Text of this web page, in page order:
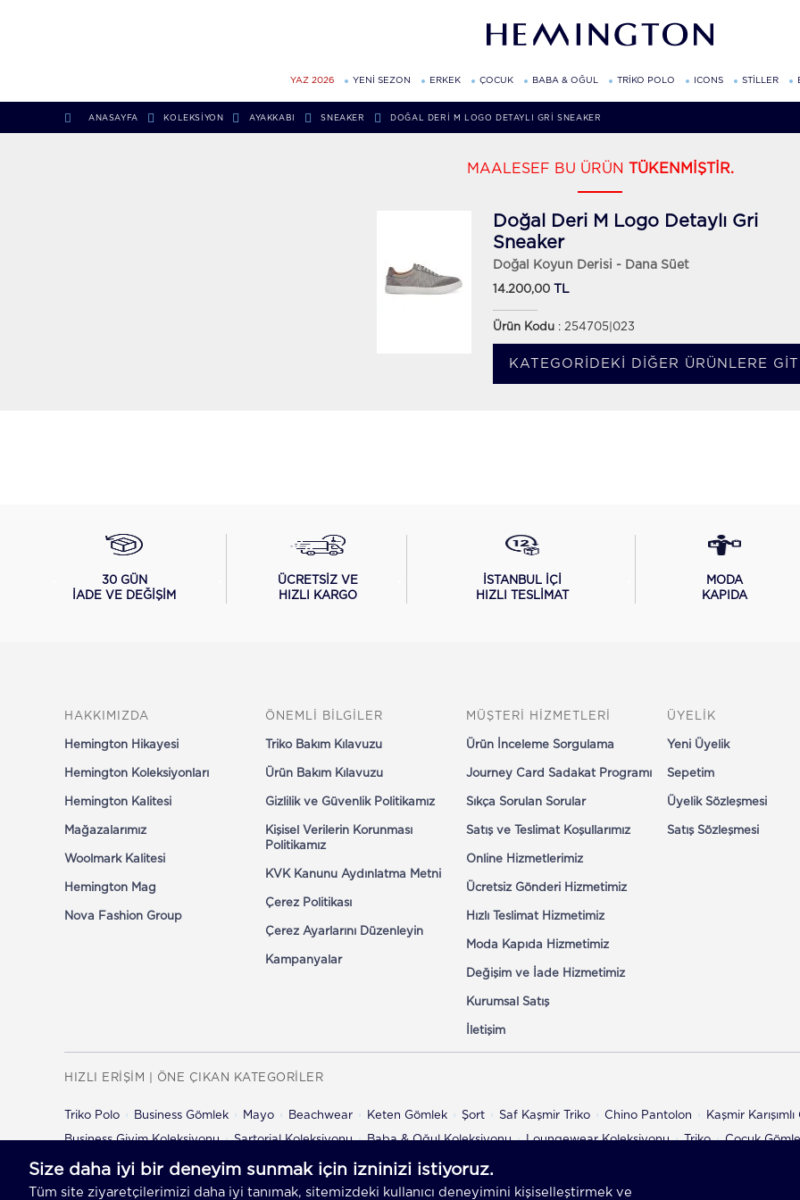
YAZ 2026 YENİ SEZON ERKEK ÇOCUK BABA & OĞUL TRİKO POLO ICONS STİLLER
ANASAYFA KOLEKSIYON AYAKKABI SNEAKER DOĞAL DERI M LOGO DETAYLI GRI SNEAKER
MAALESEF BU ÜRÜN TÜKENMİŞTİR.
Doğal Deri M Logo Detaylı Gri
Sneaker
Doğal Koyun Derisi - Dana Süet
14.200,00 TL
Ürün Kodu : 254705|023
KATEGORIDEKI DIĞER ÜRÜNLERE GIT
30 GÜN
İADE VE DEĞİŞİM
ÜCRETSİZ VE
HIZLI KARGO
İSTANBUL İÇİ
HIZLI TESLİMAT
MODA
KAPIDA
HAKKIMIZDA
Hemington Hikayesi
Hemington Koleksiyonları
Hemington Kalitesi
Mağazalarımız
Woolmark Kalitesi
Hemington Mag
Nova Fashion Group
ÖNEMLİ BİLGİLER
Triko Bakım Kılavuzu
Ürün Bakım Kılavuzu
Gizlilik ve Güvenlik Politikamız
Kişisel Verilerin Korunması
Politikamız
KVK Kanunu Aydınlatma Metni
Çerez Politikası
Çerez Ayarlarını Düzenleyin
Kampanyalar
MÜŞTERİ HİZMETLERİ
Ürün İnceleme Sorgulama
Journey Card Sadakat Programı
Sıkça Sorulan Sorular
Satış ve Teslimat Koşullarımız
Online Hizmetlerimiz
Ücretsiz Gönderi Hizmetimiz
Hızlı Teslimat Hizmetimiz
Moda Kapıda Hizmetimiz
Değişim ve İade Hizmetimiz
Kurumsal Satış
İletişim
ÜYELİK
Yeni Üyelik
Sepetim
Üyelik Sözleşmesi
Satış Sözleşmesi
HIZLI ERİŞİM | ÖNE ÇIKAN KATEGORİLER
Triko Polo Business Gömlek Mayo Beachwear Keten Gömlek Şort Saf Kaşmir Triko Chino Pantolon Kaşmir
Business Giyim Koleksiyonu Sartorial Koleksiyonu Baba & Oğul Koleksiyonu Loungewear Koleksiyonu Triko Çocuk
Çocuk Şort Çocuk Pantolon